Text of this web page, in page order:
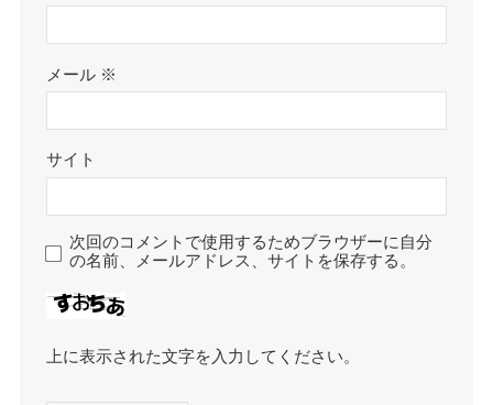
メール ※
サイト
次回のコメントで使用するためブラウザーに自分
の名前、メールアドレス、サイトを保存する。
上に表示された文字を入力してください。